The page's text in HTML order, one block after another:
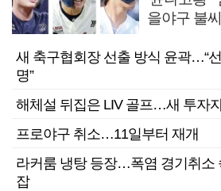
을야구 불
새 축구협회장 선출 방식 윤곽…“
명”
해체설 뒤집은 LIV 골프…새 투자자
프로야구 취소…11일부터 재개
라커룸 냉탕 등장…폭염 경기취소
잡